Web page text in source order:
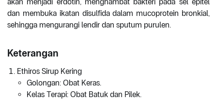
dan membuka ikatan disulfida dalam mucoprotein bronkial,
sehingga mengurangi lendir dan sputum purulen.
Keterangan
Ethiros Sirup Kering
Golongan: Obat Keras.
Kelas Terapi: Obat Batuk dan Pilek.